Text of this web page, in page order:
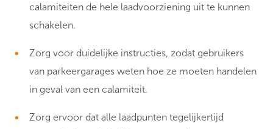
calamiteiten de hele laadvoorziening uit te kunnen
schakelen.
Zorg voor duidelijke instructies, zodat gebruikers
van parkeergarages weten hoe ze moeten handelen
in geval van een calamiteit.
Zorg ervoor dat alle laadpunten tegelijkertijd